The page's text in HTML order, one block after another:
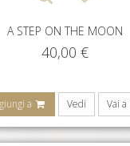
A STEP ON THE MOON
40,00 €
a Vedi Vai a